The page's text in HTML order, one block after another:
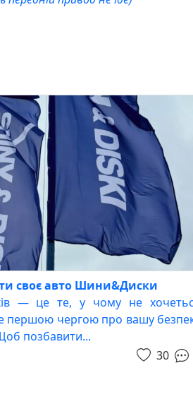
своє авто Шини&Диски
— це те, у чому не
першою чергою про вашу
позбавити...
30